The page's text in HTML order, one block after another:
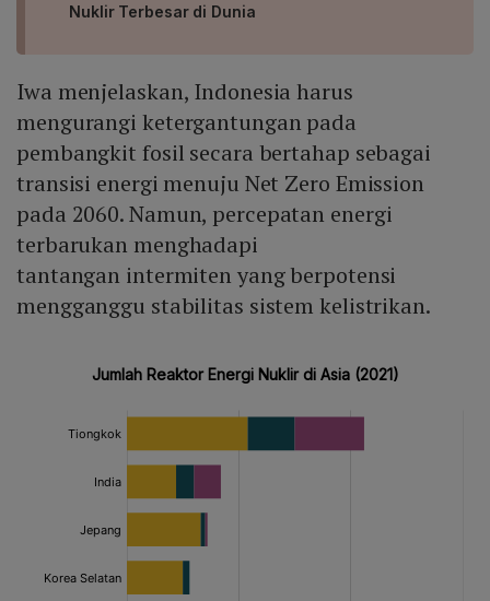
Nuklir Terbesar di Dunia
Iwa menjelaskan, Indonesia harus
mengurangi ketergantungan pada
pembangkit fosil secara bertahap sebagai
transisi energi menuju Net Zero Emission
pada 2060. Namun, percepatan energi
terbarukan menghadapi
tantangan intermiten yang berpotensi
mengganggu stabilitas sistem kelistrikan.